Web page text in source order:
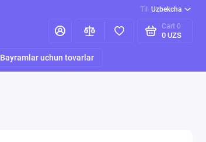
Til Uzbekcha
Cart 0
0 UZS
Bayramlar uchun tovarlar